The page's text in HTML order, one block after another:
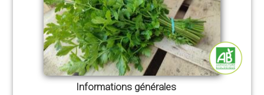
Informations générales